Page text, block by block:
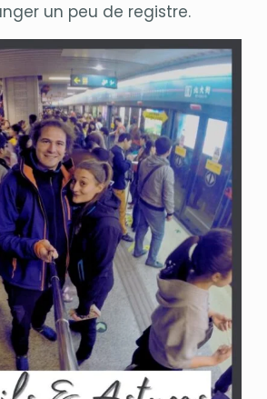
un peu de registre.